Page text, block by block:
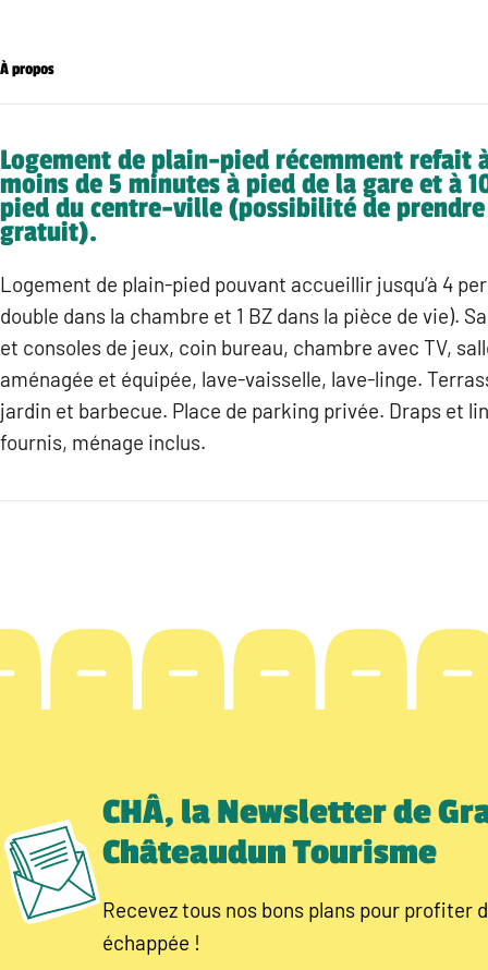
À propos
Logement de plain-pied récemment refait
moins de 5 minutes à pied de la gare et à
pied du centre-ville (possibilité de
gratuit).
Logement de plain-pied pouvant accueillir jusqu’à 4
double dans la chambre et 1 BZ dans la pièce de vie).
et consoles de jeux, coin bureau, chambre avec TV,
aménagée et équipée, lave-vaisselle, lave-linge.
jardin et barbecue. Place de parking privée. Draps et
fournis, ménage inclus.
CHÂ, la Newsletter de
Châteaudun Tourisme
Recevez tous nos bons plans pour profiter
échappée !